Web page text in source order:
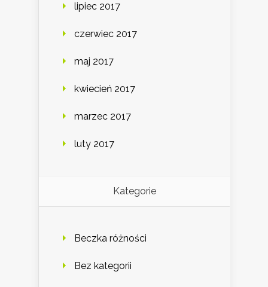
lipiec 2017
czerwiec 2017
maj 2017
kwiecień 2017
marzec 2017
luty 2017
Kategorie
Beczka różności
Bez kategorii